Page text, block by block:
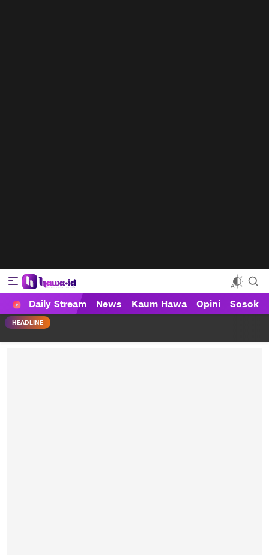
HAWA
Haluan Wanita Indonesia
Daily Stream News Kaum Hawa Opini Sosok
HEADLINE